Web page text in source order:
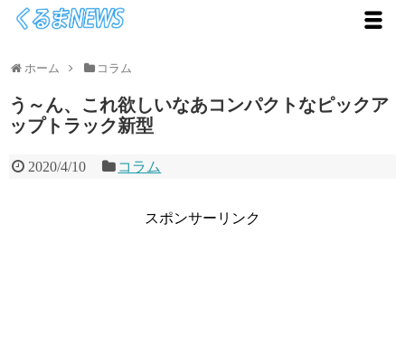
ホーム コラム
う～ん、これ欲しいなあコンパクトなピックア
ップトラック新型
2020/4/10 コラム
スポンサーリンク